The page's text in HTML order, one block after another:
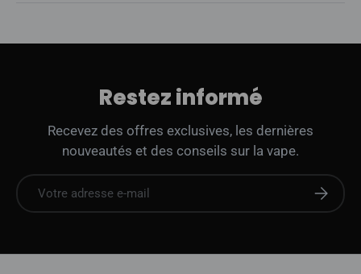
Restez informé
Recevez des offres exclusives, les dernières
nouveautés et des conseils sur la vape.
E-mail